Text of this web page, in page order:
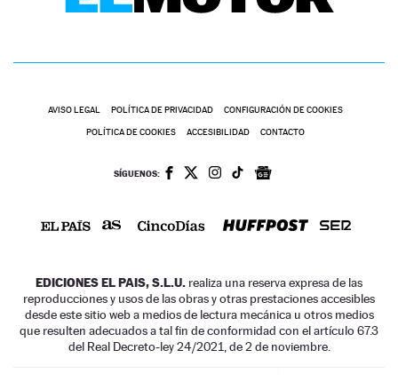
AVISO LEGAL POLÍTICA DE PRIVACIDAD CONFIGURACIÓN DE COOKIES
POLÍTICA DE COOKIES ACCESIBILIDAD CONTACTO
SÍGUENOS:
EDICIONES EL PAIS, S.L.U. realiza una reserva expresa de las
reproducciones y usos de las obras y otras prestaciones accesibles
desde este sitio web a medios de lectura mecánica u otros medios
que resulten adecuados a tal fin de conformidad con el artículo 67.3
del Real Decreto-ley 24/2021, de 2 de noviembre.